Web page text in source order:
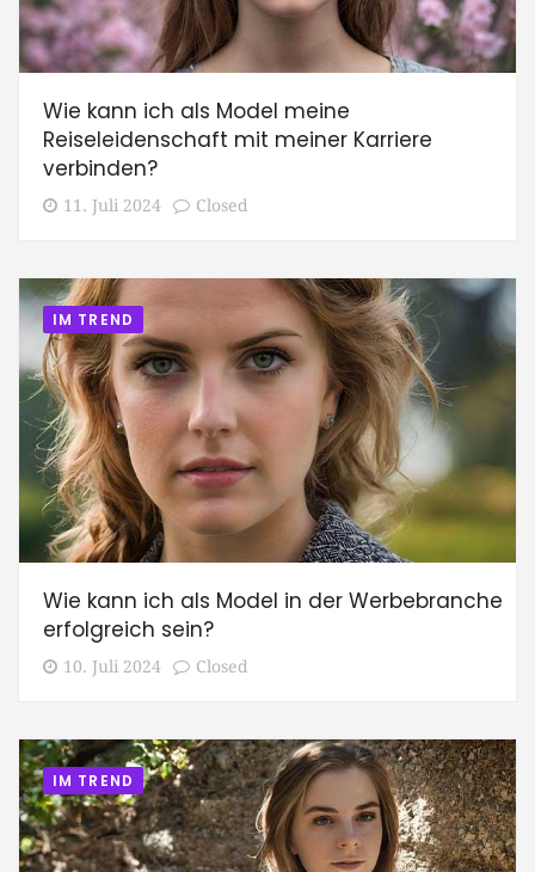
Wie kann ich als Model meine
Reiseleidenschaft mit meiner Karriere
verbinden?
11. Juli 2024 Closed
IM TREND
Wie kann ich als Model in der Werbebranche
erfolgreich sein?
10. Juli 2024 Closed
IM TREND